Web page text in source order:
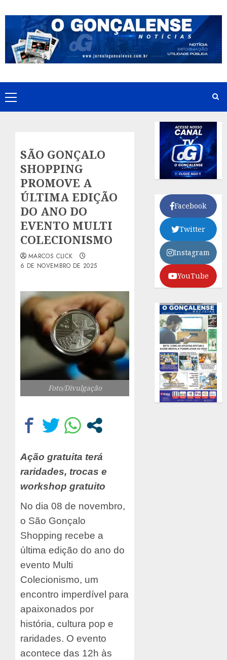
to
content
Primary
Menu
SÃO GONÇALO
SHOPPING
PROMOVE A
ÚLTIMA EDIÇÃO
DO ANO DO
EVENTO MULTI
COLECIONISMO
MARCOS CLICK
6 DE NOVEMBRO DE 2025
Foto/Divulgação
Ação gratuita terá
raridades, trocas e
workshop gratuito
No dia 08 de novembro,
o São Gonçalo
Shopping recebe a
última edição do ano do
evento Multi
Colecionismo, um
encontro imperdível para
apaixonados por
história, cultura pop e
raridades. O evento
acontece das 12h às
Facebook
Twitter
Instagram
YouTube